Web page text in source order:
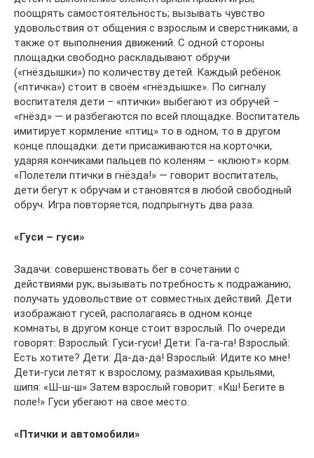
поощрять самостоятельность; вызывать чувство
удовольствия от общения с взрослым и сверстниками, а
также от выполнения движений. С одной стороны
площадки свободно раскладывают обручи
(«гнёздышки») по количеству детей. Каждый ребёнок
(«птичка») стоит в своём «гнёздышке». По сигналу
воспитателя дети – «птички» выбегают из обручей –
«гнёзд» — и разбегаются по всей площадке. Воспитатель
имитирует кормление «птиц» то в одном, то в другом
конце площадки: дети присаживаются на корточки,
ударяя кончиками пальцев по коленям – «клюют» корм.
«Полетели птички в гнёзда!» — говорит воспитатель,
дети бегут к обручам и становятся в любой свободный
обруч. Игра повторяется, подпрыгнуть два раза.
«Гуси – гуси»
Задачи: совершенствовать бег в сочетании с
действиями рук; вызывать потребность к подражанию;
получать удовольствие от совместных действий. Дети
изображают гусей, располагаясь в одном конце
комнаты, в другом конце стоит взрослый. По очереди
говорят: Взрослый: Гуси-гуси! Дети: Га-га-га! Взрослый:
Есть хотите? Дети: Да-да-да! Взрослый: Идите ко мне!
Дети-гуси летят к взрослому, размахивая крыльями,
шипя: «Ш-ш-ш» Затем взрослый говорит: «Кш! Бегите в
поле!» Гуси убегают на свое место.
«Птички и автомобили»